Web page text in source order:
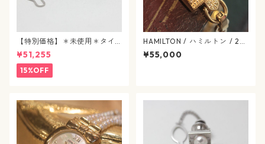
【特別価格】＊未使用＊タイ
タック / エメラルド / j89
¥51,255
15%OFF
HAMILTON / ハミルトン / 28
0.002 / H31.231.113 / アメリ
カン クラシック / マザーオブ
¥55,000